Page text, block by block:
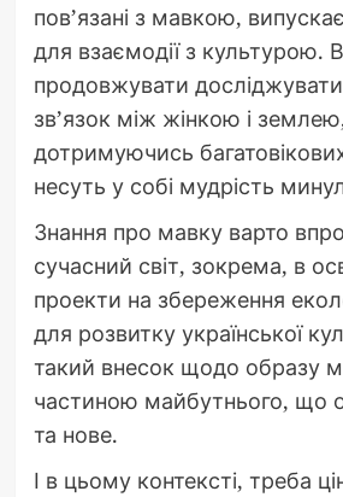
пов’язані з мавкою,
для взаємодії з культурою.
продовжувати
зв’язок між жінкою і
дотримуючись
несуть у собі мудрість
Знання про мавку варто
сучасний світ, зокрема, в
проекти на збереження
для розвитку української
такий внесок щодо образу
частиною майбутнього, що
та нове.
І в цьому контексті, треба